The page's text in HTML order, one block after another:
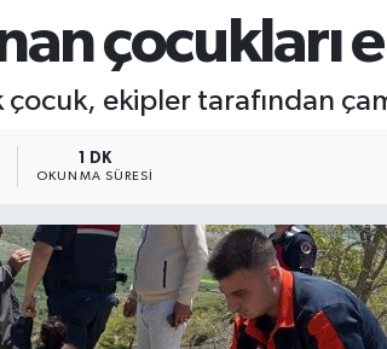
çocukları
ekipler tarafından
1 DK
OKUNMA SÜRESI